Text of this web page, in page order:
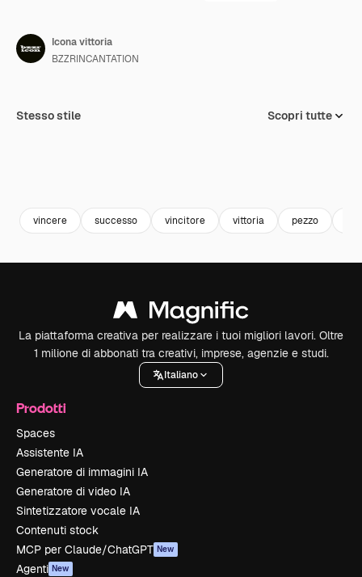
Icona vittoria
BZZRINCANTATION
Stesso stile Scopri tutte
vincere successo vincitore vittoria pezzo
La piattaforma creativa per realizzare i tuoi migliori lavori. Oltre
1 milione di abbonati tra creativi, imprese, agenzie e studi.
Italiano
Prodotti
Spaces
Assistente IA
Generatore di immagini IA
Generatore di video IA
Sintetizzatore vocale IA
Contenuti stock
MCP per Claude/ChatGPT New
Agenti New